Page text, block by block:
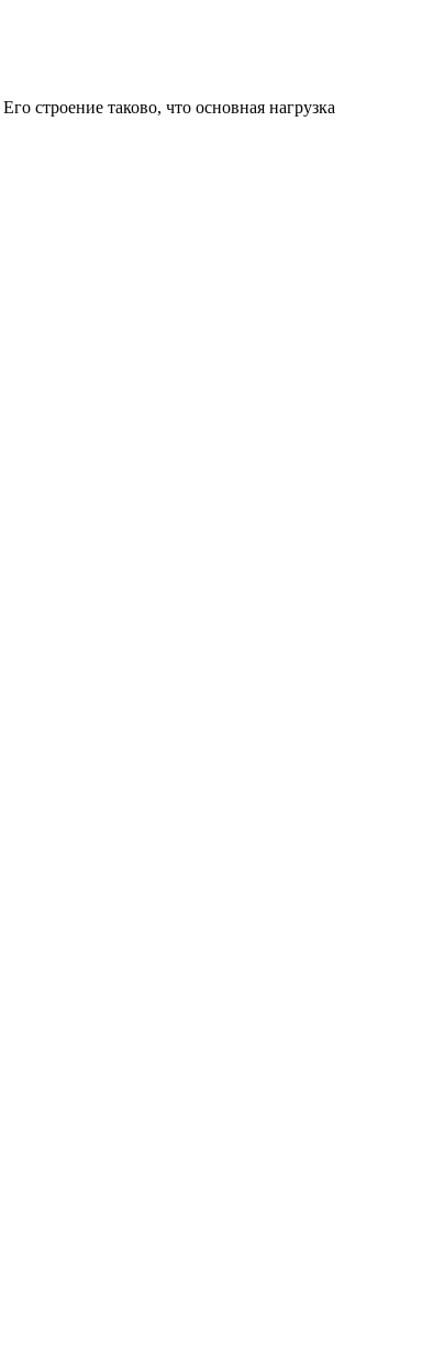
строение таково, что основная нагрузка